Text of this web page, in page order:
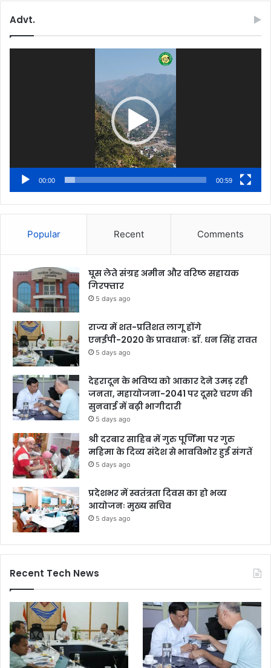
Advt.
00:00 00:59
Popular Recent Comments
घूस लेते संग्रह अमीन और वरिष्ठ सहायक
गिरफ्तार
5 days ago
राज्य में शत-प्रतिशत लागू होंगे
एनईपी-2020 के प्रावधानः डाॅ. धन सिंह रावत
5 days ago
देहरादून के भविष्य को आकार देने उमड़ रही
जनता, महायोजना-2041 पर दूसरे चरण की
सुनवाई में बढ़ी भागीदारी
5 days ago
श्री दरबार साहिब में गुरु पूर्णिमा पर गुरु
महिमा के दिव्य संदेश से भावविभोर हुई संगतें
5 days ago
प्रदेशभर में स्वतंत्रता दिवस का हो भव्य
आयोजनः मुख्य सचिव
5 days ago
Recent Tech News